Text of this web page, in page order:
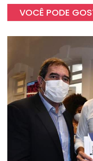
VOCÊ PODE